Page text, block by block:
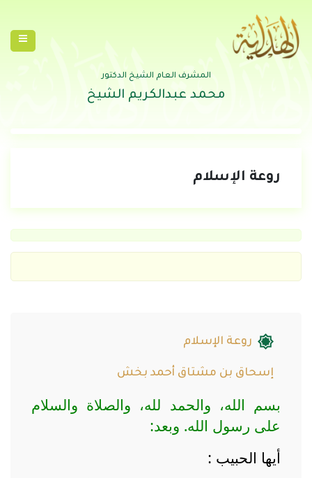
المشرف العام الشيخ الدكتور
محمد عبدالكريم الشيخ
روعة الإسلام
روعة الإسلام
إسحاق بن مشتاق أحمد بخش
بسم الله، والحمد لله، والصلاة والسلام
على رسول الله. وبعد:
أيها الحبيب :